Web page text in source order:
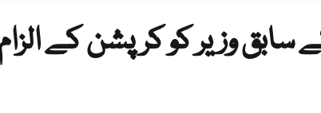
سابق وزیر کو کرپشن کے